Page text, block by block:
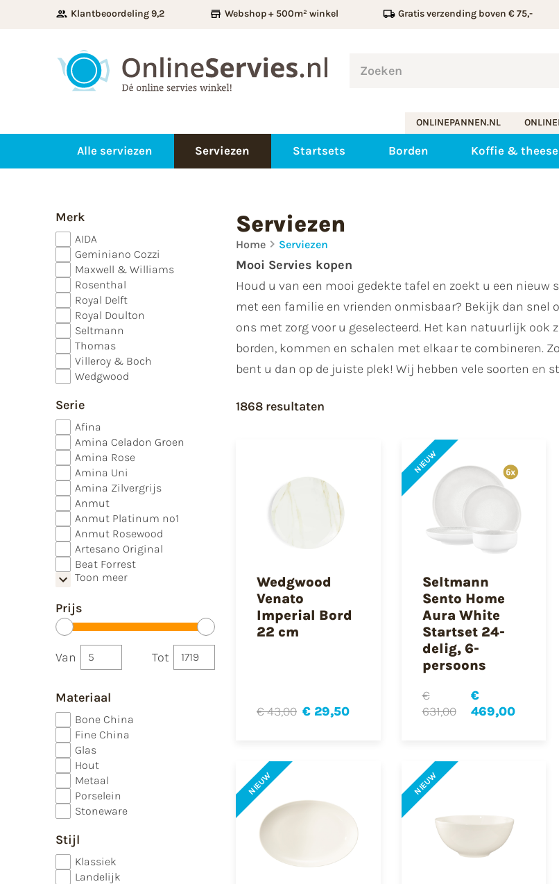
Klantbeoordeling 9,2 Webshop + 500m² winkel Gratis verzending boven € 75,-
ONLINEPANNEN.NL
Alle serviezen Serviezen Startsets Borden Koffie &
Merk
AIDA
Geminiano Cozzi
Maxwell & Williams
Rosenthal
Royal Delft
Royal Doulton
Seltmann
Thomas
Villeroy & Boch
Wedgwood
Serie
Afina
Amina Celadon Groen
Amina Rose
Amina Uni
Amina Zilvergrijs
Anmut
Anmut Platinum no1
Anmut Rosewood
Artesano Original
Beat Forrest
Toon meer
Prijs
Van Tot
Materiaal
Bone China
Fine China
Glas
Hout
Metaal
Porselein
Stoneware
Stijl
Klassiek
Landelijk
Serviezen
Home Serviezen
Mooi Servies kopen
Houd u van een mooi gedekte tafel en zoekt u een
met een familie en vrienden onmisbaar? Bekijk dan snel
ons met zorg voor u geselecteerd. Het kan natuurlijk
borden, kommen en schalen met elkaar te combineren.
bent u dan op de juiste plek! Wij hebben vele soorten en
1868 resultaten
Wedgwood
Venato
Imperial Bord
22 cm
€ 43,00 € 29,50
NIEUW
Seltmann
Sento Home
Aura White
Startset 24-
delig, 6-
persoons
€
631,00
€
469,00
NIEUW NIEUW